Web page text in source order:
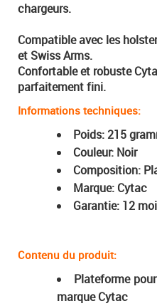
chargeurs.
Compatible avec les
et Swiss Arms.
Confortable et robuste
parfaitement fini.
Informations techniques:
Poids: 215
Couleur: Noir
Composition:
Marque: Cytac
Garantie: 12
Contenu du produit:
Plateforme
marque Cytac